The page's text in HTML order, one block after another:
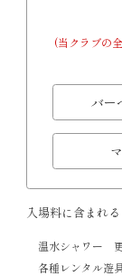
(当クラブの
バー
入場料に含まれ
温水シャワー
各種レンタル遊